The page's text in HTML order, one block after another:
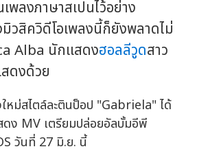
พลงภาษาสเปนไว้อย่าง
วสิควิดีโอเพลงนี้ก็ยังพลาดไม่
Alba นักแสดงฮอลลีวูดสาว
ดงด้วย